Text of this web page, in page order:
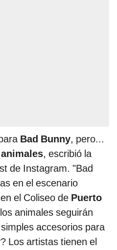
Bad Bunny, pero...
animales, escribió la
de Instagram. "Bad
en el escenario
el Coliseo de Puerto
animales seguirán
accesorios para
Los artistas tienen el